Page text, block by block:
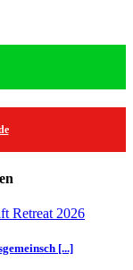
[...]